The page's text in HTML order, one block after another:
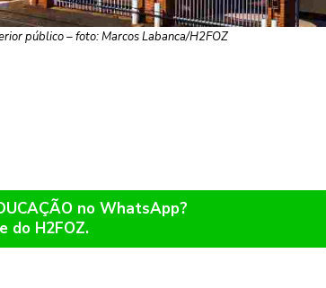
público – foto: Marcos Labanca/H2FOZ
no WhatsApp?
do H2FOZ.